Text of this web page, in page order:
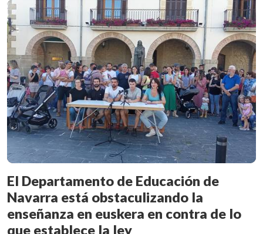
El Departamento de Educación de
Navarra está obstaculizando la
enseñanza en euskera en contra de lo
que establece la ley